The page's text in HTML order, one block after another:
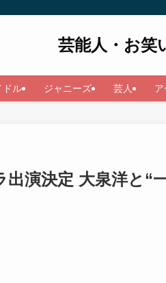
芸能人・お笑
ドル ジャニーズ 芸人 ア
演決定 大泉洋と“